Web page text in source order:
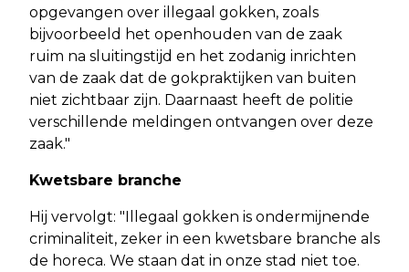
opgevangen over illegaal gokken, zoals
bijvoorbeeld het openhouden van de zaak
ruim na sluitingstijd en het zodanig inrichten
van de zaak dat de gokpraktijken van buiten
niet zichtbaar zijn. Daarnaast heeft de politie
verschillende meldingen ontvangen over deze
zaak."
Kwetsbare branche
Hij vervolgt: "Illegaal gokken is ondermijnende
criminaliteit, zeker in een kwetsbare branche als
de horeca. We staan dat in onze stad niet toe.